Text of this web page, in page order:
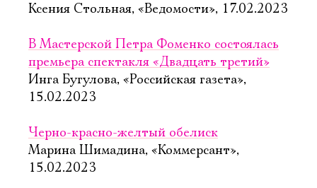
Ксения Стольная, «Ведомости», 17.02.2023
В Мастерской Петра Фоменко состоялась
премьера спектакля «Двадцать третий»
Инга Бугулова, «Российская газета»,
15.02.2023
Черно-красно-желтый обелиск
Марина Шимадина, «Коммерсант»,
15.02.2023